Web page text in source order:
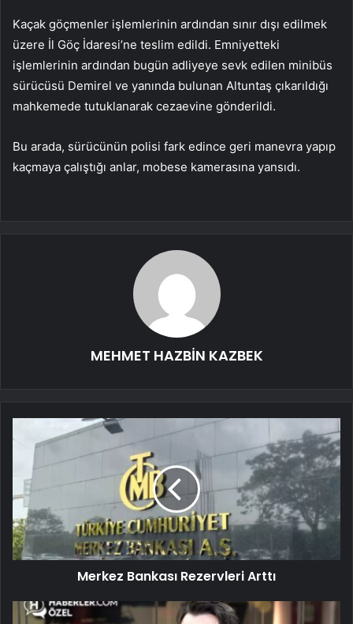
Kaçak göçmenler işlemlerinin ardından sınır dışı edilmek
üzere İl Göç İdaresi’ne teslim edildi. Emniyetteki
işlemlerinin ardından bugün adliyeye sevk edilen minibüs
sürücüsü Demirel ve yanında bulunan Altuntaş çıkarıldığı
mahkemede tutuklanarak cezaevine gönderildi.
Bu arada, sürücünün polisi fark edince geri manevra yapıp
kaçmaya çalıştığı anlar, mobese kamerasına yansıdı.
MEHMET HAZBİN KAZBEK
Merkez Bankası Rezervleri Arttı